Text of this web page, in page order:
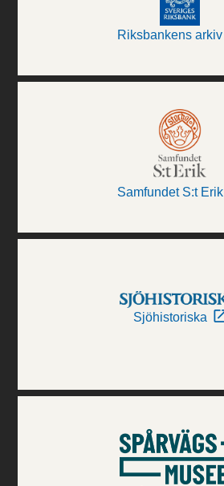
Riksbankens arkiv
Samfundet S:t Erik
Sjöhistoriska